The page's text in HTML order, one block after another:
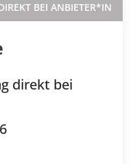
BEI ANBIETER*IN
direkt bei